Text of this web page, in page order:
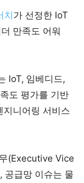
치가 선정한 IoT
만족도 어워
IoT, 임베디드,
도 평가를 기반
지니어링 서비스
(Executive Vice
공급망 이슈는 물